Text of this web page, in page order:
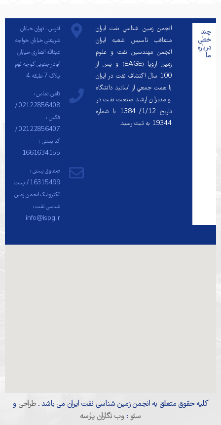
چند
خطی
درباره
ما
انجمن زمين شناسي نفت ايران
متعاقب تاسيس شعبه ايران
انجمن مهندسين نفت و علوم
زمين اروپا (EAGE) و پس از
100 سال اكتشاف نفت در ايران
با همت جمعي از اساتيد دانشگاه
و مديران ارشد صنعت نفت در
تاريخ 1/12/ 1384 با شماره
19344 به ثبت رسيد.
آدرس : تهران خیابان
شریعتی خیابان خواجه
عبدالله انصاری خیابان
ابوذر جنوبی کوچه نهم
پلاک 7 طبقه 4
تلفن تماس :
02122856408 /
فکس :
02122856407 /
کد پستی :
1661634155
صندوق پستی :
16315499 / پست
الکترونیک انجمن زمین
شناسی نفت :
info@ispg.ir
کلیه حقوق متعلق به انجمن زمین شناسی نفت ایران می باشد .طراحی و
سئو : وب نگاران پارسه